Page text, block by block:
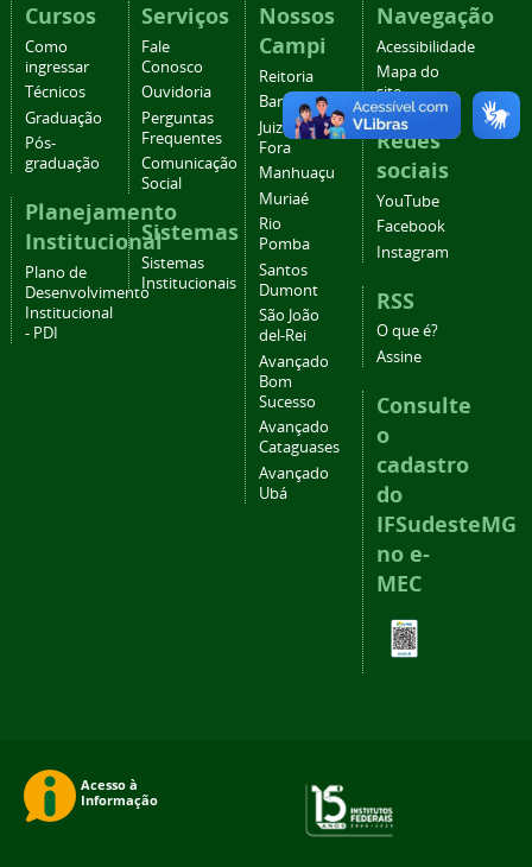
Cursos
Como
ingressar
Técnicos
Graduação
Pós-
graduação
Planejamento
Institucional
Plano de
Desenvolvimento
Institucional
- PDI
Serviços
Fale
Conosco
Ouvidoria
Perguntas
Frequentes
Comunicação
Social
Sistemas
Sistemas
Institucionais
Nossos
Campi
Reitoria
Barbacena
Juiz de
Fora
Manhuaçu
Muriaé
Rio
Pomba
Santos
Dumont
São João
del-Rei
Avançado
Bom
Sucesso
Avançado
Cataguases
Avançado
Ubá
Navegação
Acessibilidade
Mapa do
site
Redes
sociais
YouTube
Facebook
Instagram
RSS
O que é?
Assine
Consulte
o
cadastro
do
IFSudesteMG
no e-
MEC